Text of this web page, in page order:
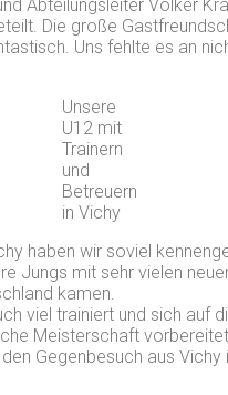
Abteilungsleiter Volker
Die große
Uns fehlte es an
Unsere
U12 mit
Trainern
und
Betreuern
in Vichy
haben wir soviel
Jungs mit sehr vielen
kamen.
viel trainiert und sich auf
Meisterschaft vorbereitet.
Gegenbesuch aus Vichy